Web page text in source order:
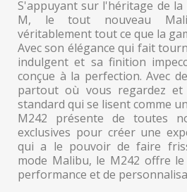
S'appuyant sur l'héritage de
M, le tout nouveau
véritablement tout ce que la
Avec son élégance qui fait
indulgent et sa finition
conçue à la perfection. Avec
partout où vous regardez et
standard qui se lisent comme
M242 présente de toutes
exclusives pour créer une
qui a le pouvoir de faire
mode Malibu, le M242 offre
performance et de